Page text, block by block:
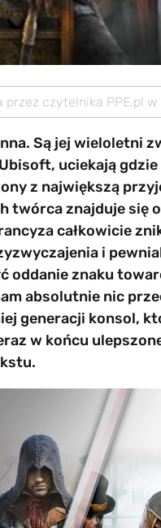
czytelnika PPE.pl
Są jej wieloletni
uciekają
z największą
twórca znajduje się
całkowicie
i
oddanie znaku
absolutnie nic
generacji konsol,
w końcu